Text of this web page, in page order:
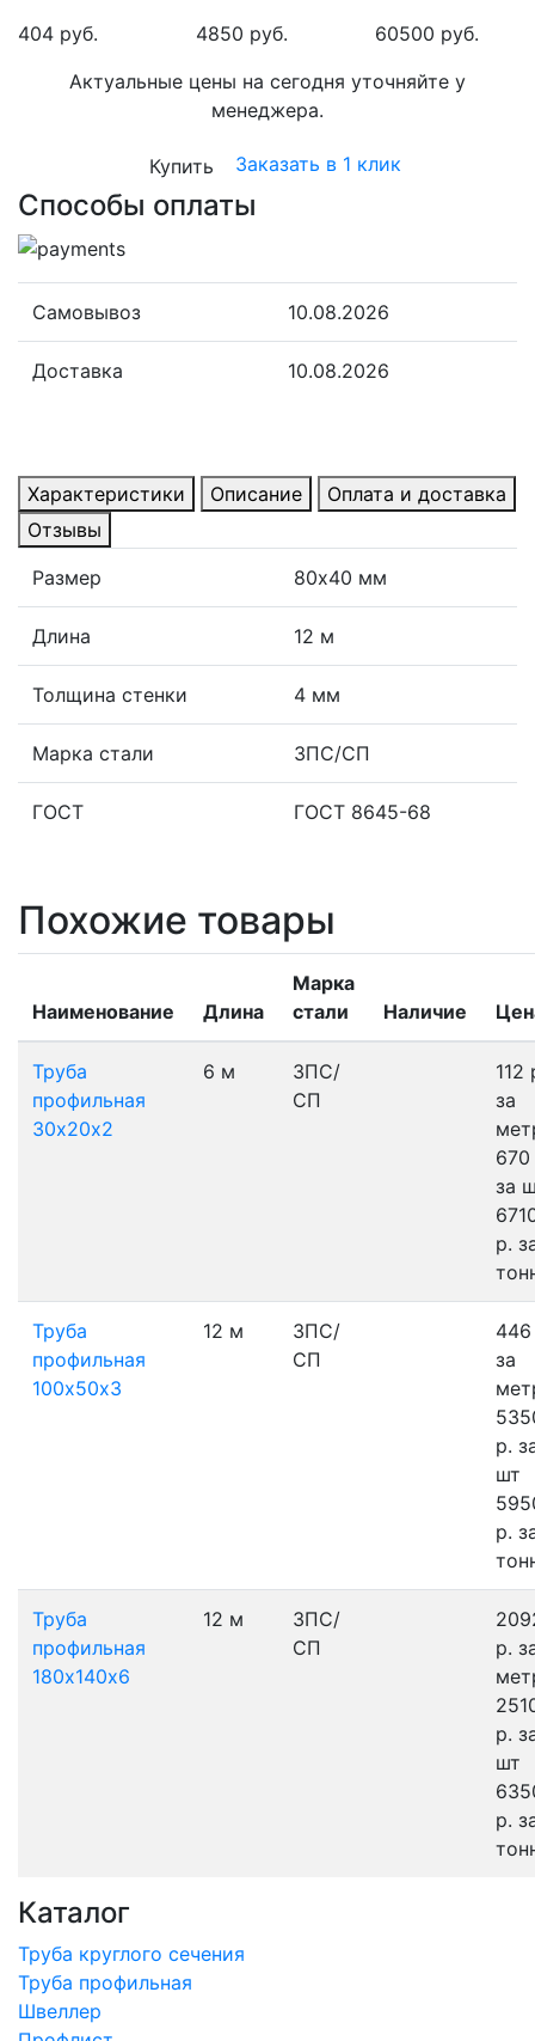
404 руб.
4850 руб.
60500 руб.
Актуальные цены на сегодня уточняйте у
менеджера.
Купить Заказать в 1 клик
Способы оплаты
Самовывоз 10.08.2026
Доставка 10.08.2026
Характеристики Описание
Оплата и доставка
Отзывы
Размер
80х40 мм
Длина 12 м
Толщина стенки 4 мм
Марка стали 3ПС/СП
ГОСТ ГОСТ 8645-68
Похожие товары
Наименование Длина
Марка
стали
Наличие
Труба
профильная
30х20х2
6 м
3ПС/
СП
112
за
670
за
р.
Труба
профильная
100х50х3
12 м
3ПС/
СП
за
р.
шт
р.
Труба
профильная
180х140х6
12 м
3ПС/
СП
р.
р.
шт
р.
Каталог
Труба круглого сечения
Труба профильная
Швеллер